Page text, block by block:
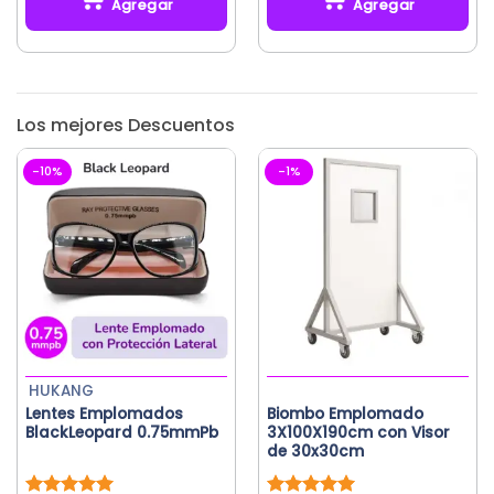
Agregar Agregar
tiene
Las
opciones
página
Los mejores Descuentos
-10%
Lentes Emplomados
BlackLeopard 0.75mmPb
HUKANG
-1%
Biombo Emplomado
3X100X190cm con Visor
de 30x30cm